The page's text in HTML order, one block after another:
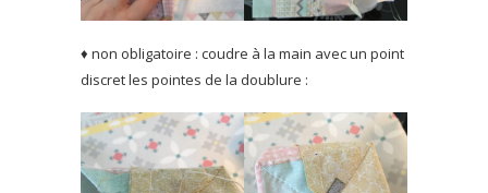
♦ non obligatoire : coudre à la main avec un point
discret les pointes de la doublure :